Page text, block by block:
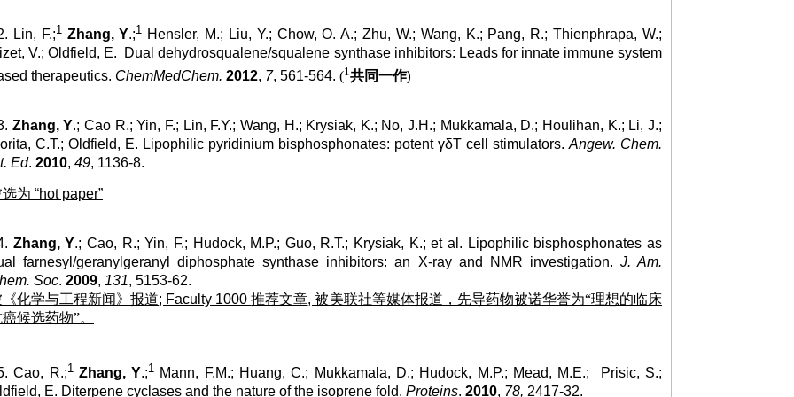
Lin, F.;1 Zhang, Y.;1
Hensler, M.; Liu, Y.; Chow, O. A.; Zhu, W.; Wang, K.; Pang, R.; Thienphrapa, W.;
V.; Oldfield, E. Dual dehydrosqualene/squalene synthase inhibitors: Leads for innate immune system
therapeutics. ChemMedChem. 2012, 7, 561-564. (1共同一作)
Zhang, Y.; Cao R.; Yin, F.; Lin, F.Y.; Wang, H.; Krysiak, K.; No, J.H.; Mukkamala, D.; Houlihan, K.; Li, J.;
C.T.; Oldfield, E. Lipophilic pyridinium bisphosphonates: potent γδT cell stimulators.Angew. Chem.
Ed. 2010, 49, 1136-8.
为 “hot paper”
Zhang, Y.; Cao, R.; Yin, F.; Hudock, M.P.; Guo, R.T.; Krysiak, K.; et al. Lipophilic bisphosphonates as
farnesyl/geranylgeranyl diphosphate synthase inhibitors: an X-ray and NMR investigation. J. Am.
Soc. 2009, 131, 5153-62.
《化学与工程新闻》报道; Faculty 1000推荐文章,被美联社等媒体报道，先导药物被诺华誉为“理想的临床
候选药物”。
Cao, R.;1 Zhang, Y.;1
Mann, F.M.; Huang, C.; Mukkamala, D.; Hudock, M.P.; Mead, M.E.; Prisic, S.;
E. Diterpene cyclases and the nature of the isoprene fold. Proteins. 2010, 78, 2417-32.